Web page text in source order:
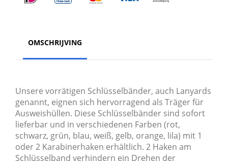
OMSCHRIJVING
Unsere vorrätigen Schlüsselbänder, auch Lanyards
genannt, eignen sich hervorragend als Träger für
Ausweishüllen. Diese Schlüsselbänder sind sofort
lieferbar und in verschiedenen Farben (rot,
schwarz, grün, blau, weiß, gelb, orange, lila) mit 1
oder 2 Karabinerhaken erhältlich. 2 Haken am
Schlüsselband verhindern ein Drehen der